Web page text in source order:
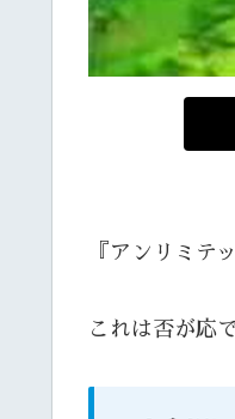
『アンリミテ
これは否が応